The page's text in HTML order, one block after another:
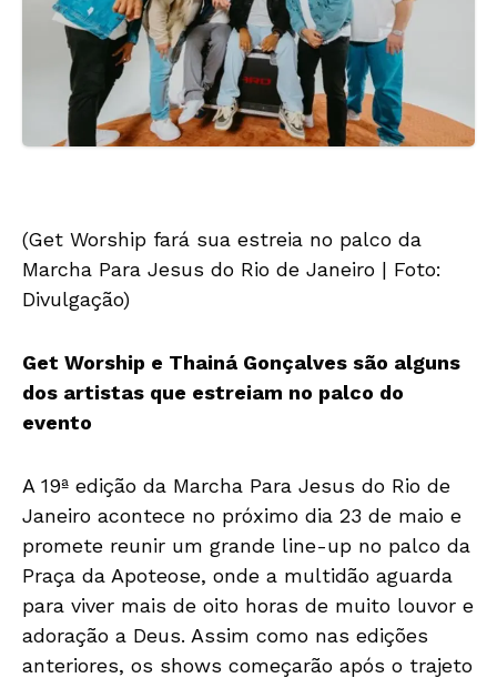
(Get Worship fará sua estreia no palco da
Marcha Para Jesus do Rio de Janeiro | Foto:
Divulgação)
Get Worship e Thainá Gonçalves são alguns
dos artistas que estreiam no palco do
evento
A 19ª edição da Marcha Para Jesus do Rio de
Janeiro acontece no próximo dia 23 de maio e
promete reunir um grande line-up no palco da
Praça da Apoteose, onde a multidão aguarda
para viver mais de oito horas de muito louvor e
adoração a Deus. Assim como nas edições
anteriores, os shows começarão após o trajeto